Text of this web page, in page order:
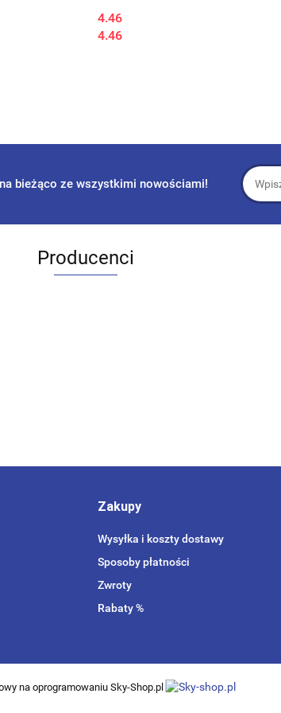
4.46
4.46
bieżąco ze wszystkimi nowościami!
Producenci
Zakupy
Wysyłka i koszty dostawy
Sposoby płatności
Zwroty
Rabaty %
na oprogramowaniu Sky-Shop.pl